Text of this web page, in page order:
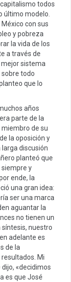
todos
último modelo.
con sus
y pobreza
la vida de los
a través de
sistema
sobre todo
que lo
años
parte de la
miembro de su
la oposición y
larga discusión
planteó que
y
ende, la
una gran idea:
ser una marca
aguantar la
no tienen un
síntesis, nuestro
adelante es
de la
Mi
«decidimos
es que José